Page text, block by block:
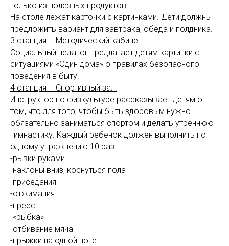
только из полезных продуктов.
На столе лежат карточки с картинками. Дети должны
предложить вариант для завтрака, обеда и полдника.
3 станция – Методический кабинет.
Социальный педагог предлагает детям картинки с
ситуациями «Один дома» о правилах безопасного
поведения в быту.
4 станция – Спортивный зал.
Инструктор по физкультуре рассказывает детям о
том, что для того, чтобы быть здоровым нужно
обязательно заниматься спортом и делать утреннюю
гимнастику. Каждый ребенок должен выполнить по
одному упражнению 10 раз:
-рывки руками
-наклоны вниз, коснуться пола
-приседания
-отжимания
-пресс
-«рыбка»
-отбивание мяча
-прыжки на одной ноге